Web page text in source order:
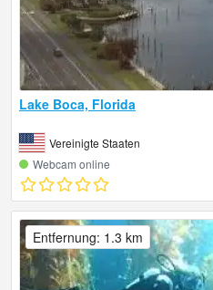
Lake Boca, Florida
Vereinigte Staaten
Webcam online
Entfernung: 1.3 km